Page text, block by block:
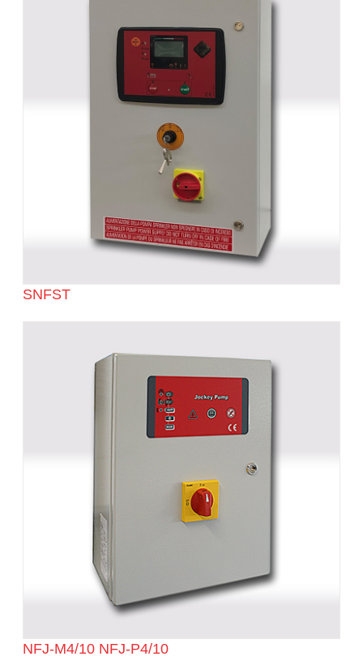
SNFST
NFJ-M4/10 NFJ-P4/10